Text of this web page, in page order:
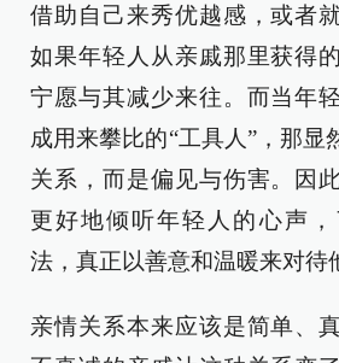
借助自己来秀优越感，或者
如果年轻人从亲戚那里获得
宁愿与其减少来往。而当年
成用来攀比的“工具人”，那显
关系，而是偏见与伤害。因
更好地倾听年轻人的心声
法，真正以善意和温暖来对待
亲情关系本来应该是简单、